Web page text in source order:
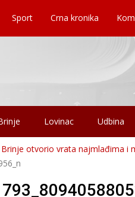
Sport Crna kronika
Lovinac Udbina
otvorio vrata najmlađima i